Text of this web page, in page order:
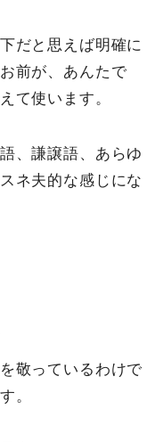
だと思えば明確に
前が、あんたで
て使います。
、謙譲語、あらゆ
ネ夫的な感じにな
敬っているわけで
。